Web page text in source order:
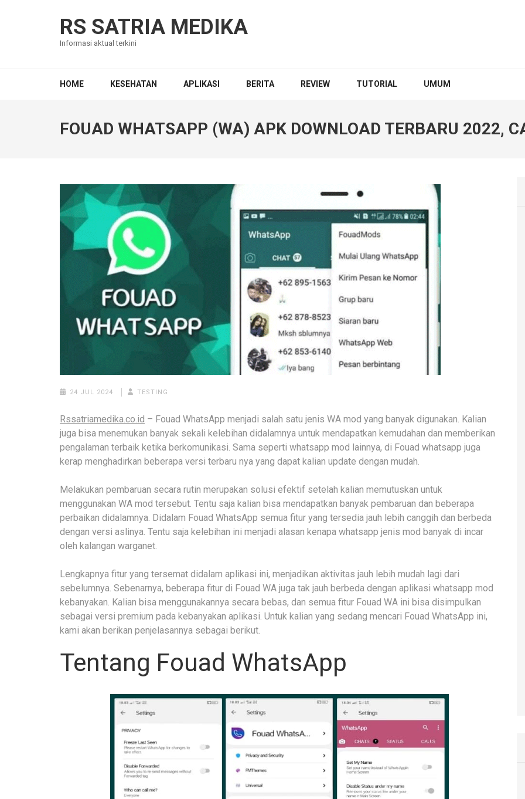
RS SATRIA MEDIKA
Informasi aktual terkini
HOME KESEHATAN APLIKASI BERITA REVIEW TUTORIAL UMUM
FOUAD WHATSAPP (WA) APK DOWNLOAD TERBARU 2022,
24 JUL 2024 TESTING
Rssatriamedika.co.id – Fouad WhatsApp menjadi salah satu jenis WA mod yang banyak digunakan. Kalian
juga bisa menemukan banyak sekali kelebihan didalamnya untuk mendapatkan kemudahan dan memberikan
pengalaman terbaik ketika berkomunikasi. Sama seperti whatsapp mod lainnya, di Fouad whatsapp juga
kerap menghadirkan beberapa versi terbaru nya yang dapat kalian update dengan mudah.
Melakukan pembaruan secara rutin merupakan solusi efektif setelah kalian memutuskan untuk
menggunakan WA mod tersebut. Tentu saja kalian bisa mendapatkan banyak pembaruan dan beberapa
perbaikan didalamnya. Didalam Fouad WhatsApp semua fitur yang tersedia jauh lebih canggih dan berbeda
dengan versi aslinya. Tentu saja kelebihan ini menjadi alasan kenapa whatsapp jenis mod banyak di incar
oleh kalangan warganet.
Lengkapnya fitur yang tersemat didalam aplikasi ini, menjadikan aktivitas jauh lebih mudah lagi dari
sebelumnya. Sebenarnya, beberapa fitur di Fouad WA juga tak jauh berbeda dengan aplikasi whatsapp mod
kebanyakan. Kalian bisa menggunakannya secara bebas, dan semua fitur Fouad WA ini bisa disimpulkan
sebagai versi premium pada kebanyakan aplikasi. Untuk kalian yang sedang mencari Fouad WhatsApp ini,
kami akan berikan penjelasannya sebagai berikut.
Tentang Fouad WhatsApp